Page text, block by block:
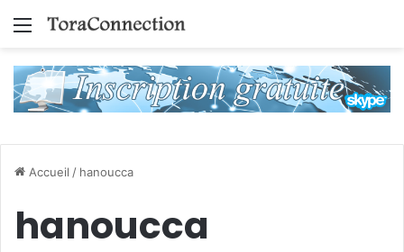
Menu
Accueil / hanoucca
hanoucca